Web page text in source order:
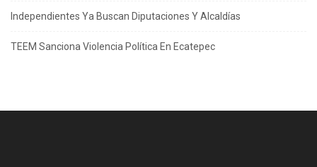
Independientes Ya Buscan Diputaciones Y Alcaldías
TEEM Sanciona Violencia Política En Ecatepec